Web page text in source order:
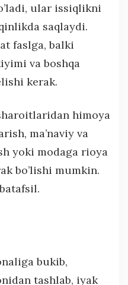
ular issiqlikni
saqlaydi.
faslga, balki
va boshqa
kerak.
himoya
ma’naviy va
yoki modaga rioya
bo’lishi mumkin.
bukib,
tashlab, iyak